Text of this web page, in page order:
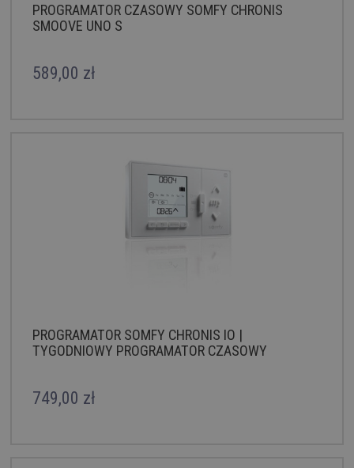
PROGRAMATOR CZASOWY SOMFY CHRONIS
SMOOVE UNO S
589,00 zł
PROGRAMATOR SOMFY CHRONIS IO |
TYGODNIOWY PROGRAMATOR CZASOWY
749,00 zł